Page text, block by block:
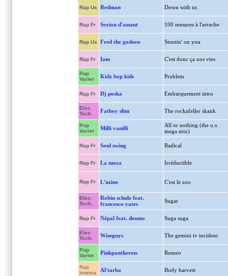
Rap Us Redman Down with us
Rap Fr Sexion d'assaut 100 mesures à l'arrache
Rap Us Fred the godson Stuntin' on you
Rap Fr Iam C'est donc ça nos vies
Pop
Variet
Kidz bop kids Problem
Rap Fr Dj poska Embarquement intro
Elec.
Tech.
Fatboy slim The rockafeller skank
Pop
Variet
Milli vanilli
All or nothing (the u.s.
mega mix)
Rap Fr Soul swing Radical
Rap Fr La moza Irréductible
Rap Fr L'uzine C'est le zoo
Elec.
Tech.
Robin schulz feat.
francesco yates
Sugar
Rap Fr Népal feat. doums Suga suga
Elec.
Tech.
Wiseguys The gemini iv incident
Pop
Variet
Pinkpantheress Romeo
Rap
Interna.
Al'tarba Body harvest